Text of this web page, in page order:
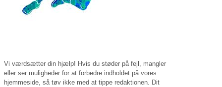
Vi værdsætter din hjælp! Hvis du støder på fejl, mangler
eller ser muligheder for at forbedre indholdet på vores
hjemmeside, så tøv ikke med at tippe redaktionen. Dit